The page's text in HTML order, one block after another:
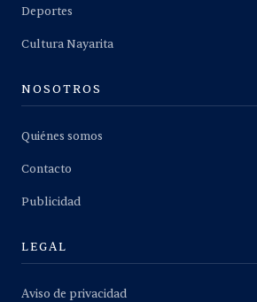
Deportes
Cultura Nayarita
NOSOTROS
Quiénes somos
Contacto
Publicidad
LEGAL
Aviso de privacidad